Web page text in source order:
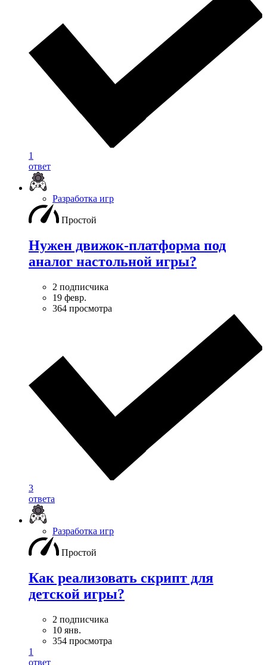
1
ответ
Разработка игр
Простой
Нужен движок-платформа под
аналог настольной игры?
2 подписчика
19 февр.
364 просмотра
3
ответа
Разработка игр
Простой
Как реализовать скрипт для
детской игры?
2 подписчика
10 янв.
354 просмотра
1
ответ